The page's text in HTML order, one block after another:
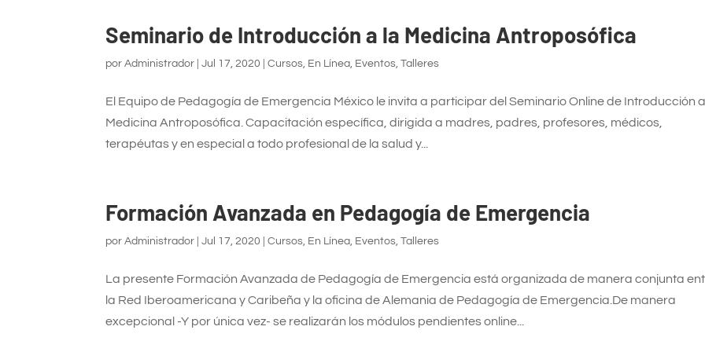
Seminario de Introducción a la Medicina Antroposófica
porAdministrador |Jul 17, 2020 |Cursos, En Línea, Eventos,Talleres
El Equipo de Pedagogía de Emergencia México le invita a participar del Seminario Online de Introducción
Medicina Antroposófica. Capacitación específica, dirigida a madres, padres, profesores, médicos,
terapéutas y en especial a todo profesional de la salud y...
Formación Avanzada en Pedagogía de Emergencia
porAdministrador |Jul 17, 2020 |Cursos, En Línea, Eventos,Talleres
La presente Formación Avanzada de Pedagogía de Emergencia está organizada de manera conjunta
la Red Iberoamericana y Caribeña y la oficina de Alemania de Pedagogía de Emergencia.De manera
excepcional -Y por única vez- se realizarán los módulos pendientes online...